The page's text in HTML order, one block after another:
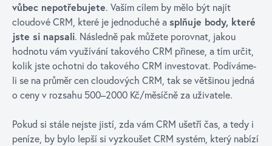
vůbec nepotřebujete. Vaším cílem by mělo být najít
cloudové CRM, které je jednoduché asplňuje body, které
jste si napsali. Následně pak můžete porovnat, jakou
hodnotu vám využívání takového CRM přinese, a tím určit,
kolik jste ochotni do takového CRM investovat. Podíváme-
li se na průměr cen cloudových CRM, tak se většinou jedná
o ceny v rozsahu 500–2000 Kč/měsíčně za uživatele.
Pokud si stále nejste jistí, zda vám CRM ušetří čas, a tedy i
peníze, by bylo lepší si vyzkoušet CRM systém, který nabízí